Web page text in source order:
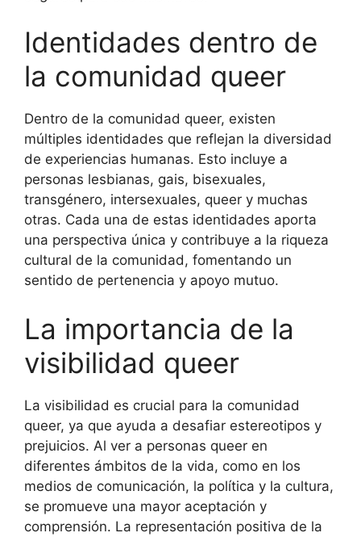
Identidades dentro de
la comunidad queer
Dentro de la comunidad queer, existen
múltiples identidades que reflejan la diversidad
de experiencias humanas. Esto incluye a
personas lesbianas, gais, bisexuales,
transgénero, intersexuales, queer y muchas
otras. Cada una de estas identidades aporta
una perspectiva única y contribuye a la riqueza
cultural de la comunidad, fomentando un
sentido de pertenencia y apoyo mutuo.
La importancia de la
visibilidad queer
La visibilidad es crucial para la comunidad
queer, ya que ayuda a desafiar estereotipos y
prejuicios. Al ver a personas queer en
diferentes ámbitos de la vida, como en los
medios de comunicación, la política y la cultura,
se promueve una mayor aceptación y
comprensión. La representación positiva de la